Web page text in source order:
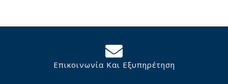
Επικοινωνία Και Εξυπηρέτηση